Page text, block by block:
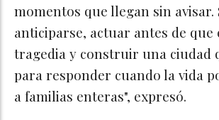
momentos que llegan sin avisar.
anticiparse, actuar antes de
tragedia y construir una ciudad
para responder cuando la vida
a familias enteras", expresó.